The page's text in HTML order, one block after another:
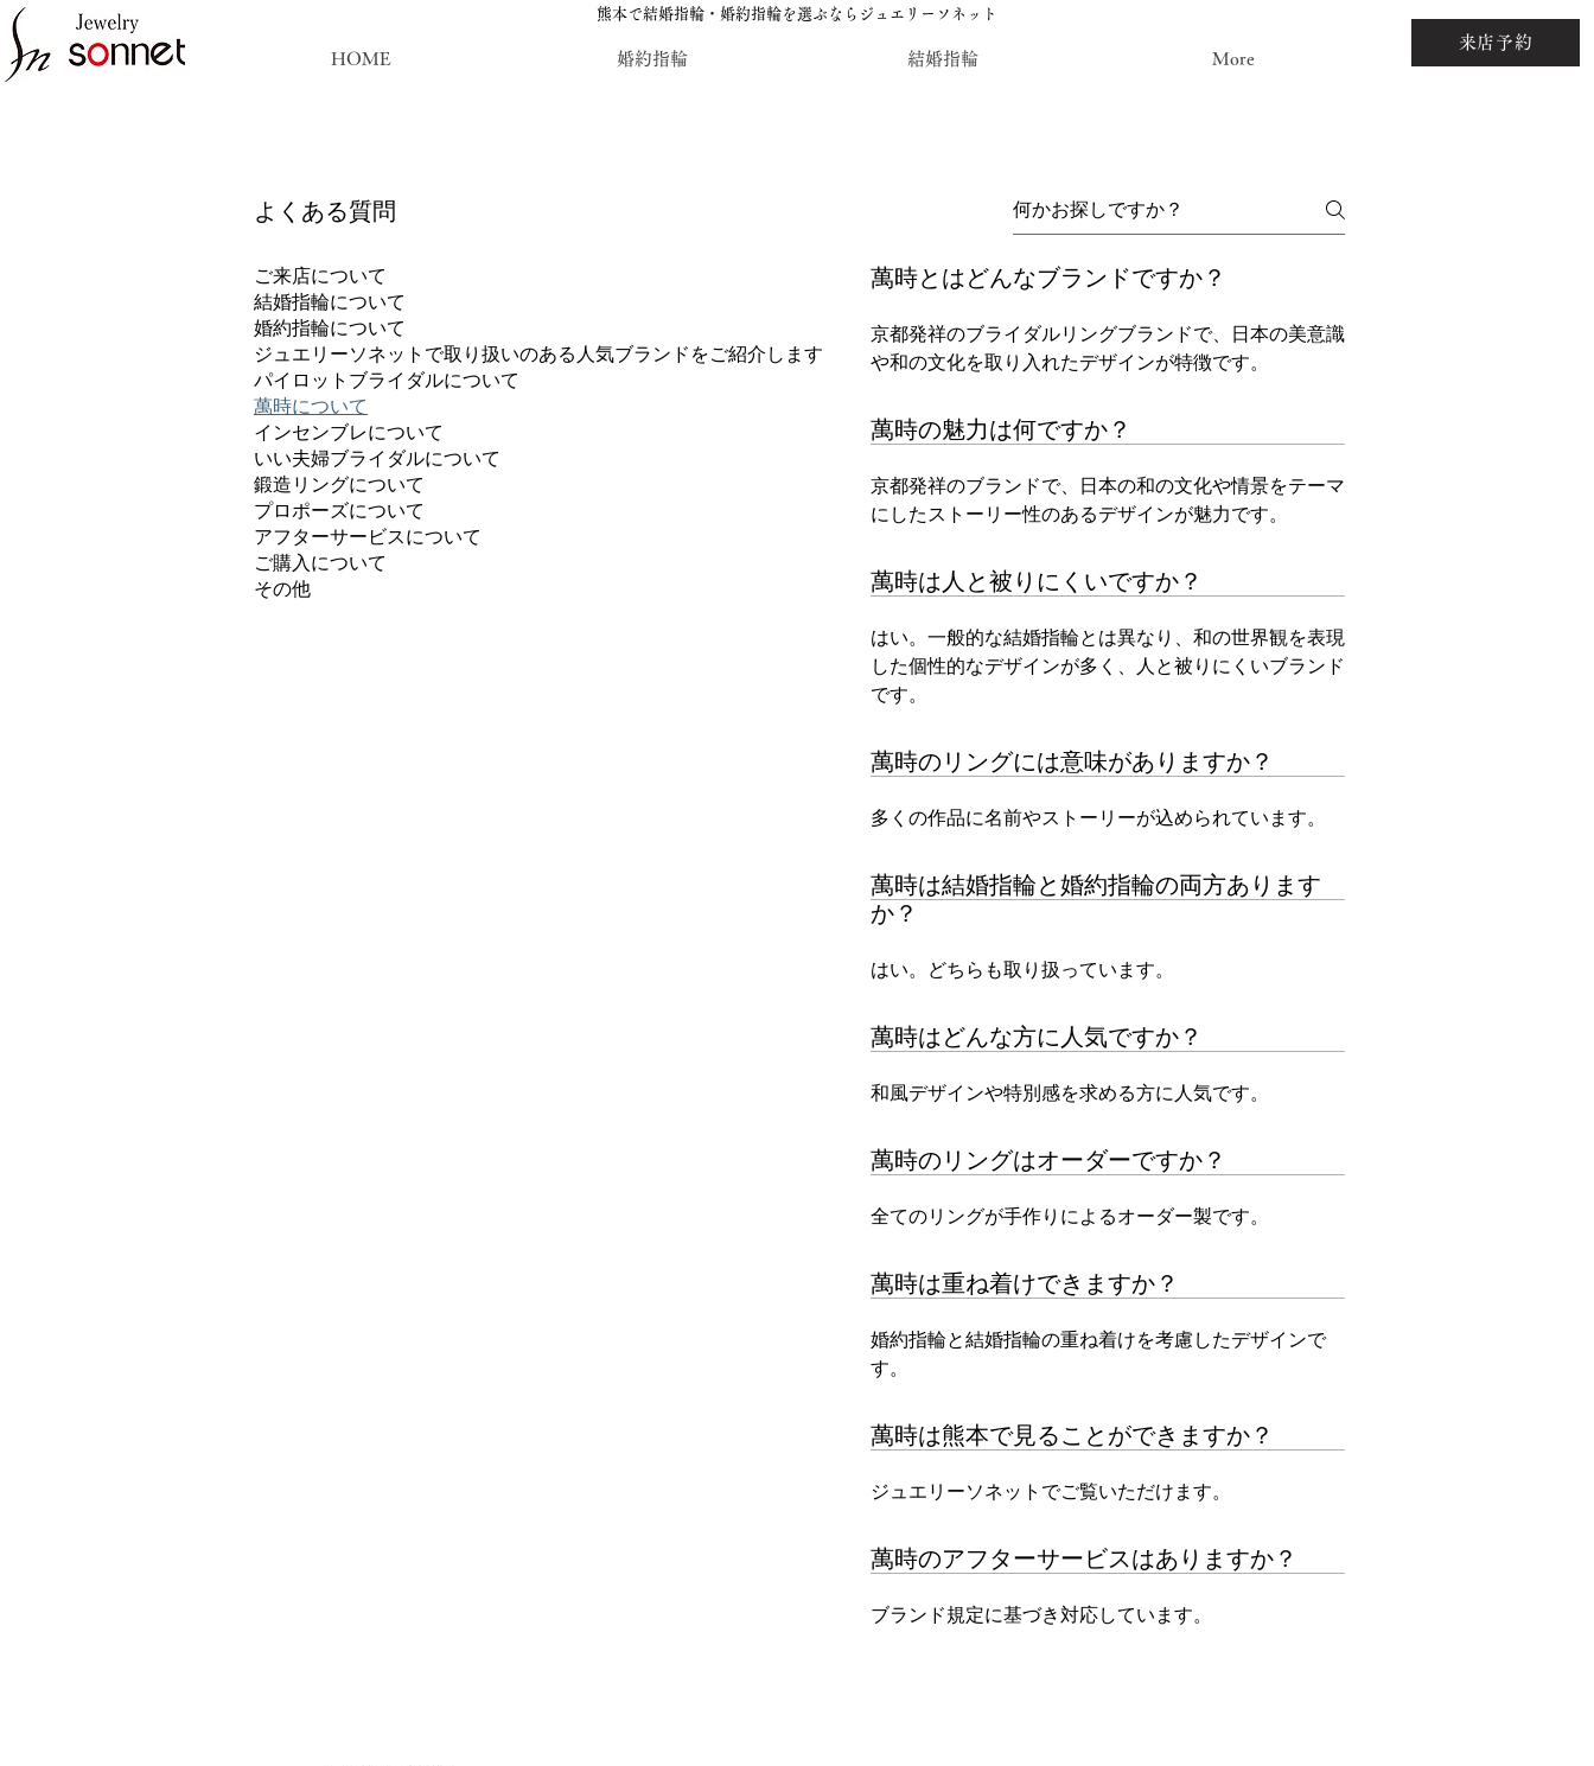
熊本で結婚指輪・婚約指輪を選ぶならジュエリーソネット
HOME 婚約指輪 結婚指輪 More
来店予約
よくある質問
ご来店について
結婚指輪について
婚約指輪について
ジュエリーソネットで取り扱いのある人気ブランドをご紹介します
パイロットブライダルについて
萬時について
インセンブレについて
いい夫婦ブライダルについて
鍛造リングについて
プロポーズについて
アフターサービスについて
ご購入について
その他
萬時とはどんなブランドですか？
京都発祥のブライダルリングブランドで、日本の美意識
や和の文化を取り入れたデザインが特徴です。
萬時の魅力は何ですか？
京都発祥のブランドで、日本の和の文化や情景をテーマ
にしたストーリー性のあるデザインが魅力です。
萬時は人と被りにくいですか？
はい。一般的な結婚指輪とは異なり、和の世界観を表現
した個性的なデザインが多く、人と被りにくいブランド
です。
萬時のリングには意味がありますか？
多くの作品に名前やストーリーが込められています。
萬時は結婚指輪と婚約指輪の両方あります
か？
はい。どちらも取り扱っています。
萬時はどんな方に人気ですか？
和風デザインや特別感を求める方に人気です。
萬時のリングはオーダーですか？
全てのリングが手作りによるオーダー製です。
萬時は重ね着けできますか？
婚約指輪と結婚指輪の重ね着けを考慮したデザインで
す。
萬時は熊本で見ることができますか？
ジュエリーソネットでご覧いただけます。
萬時のアフターサービスはありますか？
ブランド規定に基づき対応しています。